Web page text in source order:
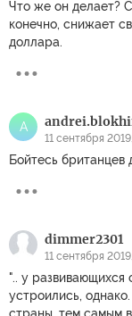
Что же он делает?
конечно, снижает
доллара.
A
11 сентября
Бойтесь
dimmer2301
11 сентября
".. у
устроились,